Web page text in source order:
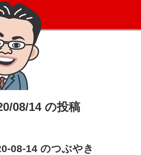
08/14 の投稿
08-14 のつぶやき